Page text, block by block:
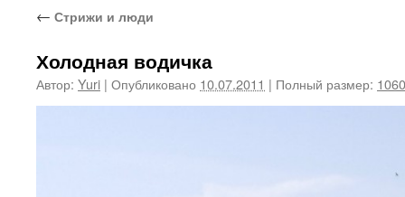
← Стрижи и люди
Холодная водичка
Автор: Yuri | Опубликовано 10.07.2011 | Полный размер: